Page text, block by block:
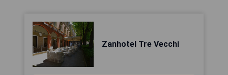
Zanhotel Tre Vecchi